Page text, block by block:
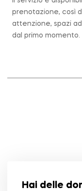
prenotazione, così
attenzione, spazi
dal primo momento.
Hai delle